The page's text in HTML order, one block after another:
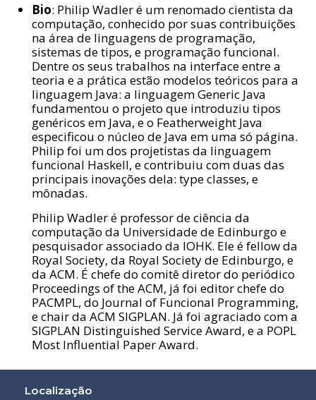
Bio: Philip Wadler é um renomado cientista da
computação, conhecido por suas contribuições
na área de linguagens de programação,
sistemas de tipos, e programação funcional.
Dentre os seus trabalhos na interface entre a
teoria e a prática estão modelos teóricos para a
linguagem Java: a linguagem Generic Java
fundamentou o projeto que introduziu tipos
genéricos em Java, e o Featherweight Java
especificou o núcleo de Java em uma só página.
Philip foi um dos projetistas da linguagem
funcional Haskell, e contribuiu com duas das
principais inovações dela: type classes, e
mônadas.
Philip Wadler é professor de ciência da
computação da Universidade de Edinburgo e
pesquisador associado da IOHK. Ele é fellow da
Royal Society, da Royal Society de Edinburgo, e
da ACM. É chefe do comitê diretor do periódico
Proceedings of the ACM, já foi editor chefe do
PACMPL, do Journal of Funcional Programming,
e chair da ACM SIGPLAN. Já foi agraciado com a
SIGPLAN Distinguished Service Award, e a POPL
Most Influential Paper Award.
Localização